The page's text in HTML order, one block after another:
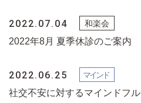
2022.07.04
2022年8月 夏季休診のご案内
2022.06.25
社交不安に対するマインドフ